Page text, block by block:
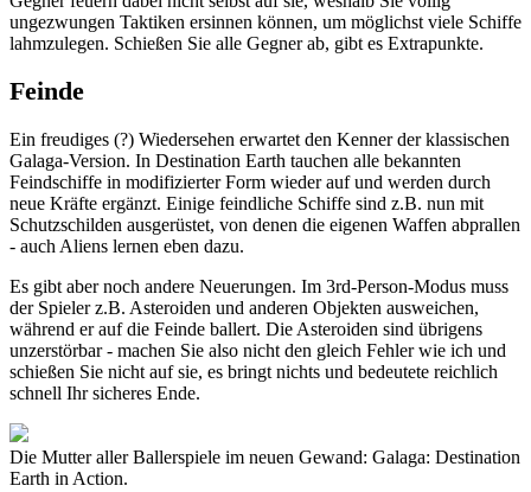
ungezwungen Taktiken ersinnen können, um möglichst viele Schiffe
lahmzulegen. Schießen Sie alle Gegner ab, gibt es Extrapunkte.
Feinde
Ein freudiges (?) Wiedersehen erwartet den Kenner der klassischen
Galaga-Version. In Destination Earth tauchen alle bekannten
Feindschiffe in modifizierter Form wieder auf und werden durch
neue Kräfte ergänzt. Einige feindliche Schiffe sind z.B. nun mit
Schutzschilden ausgerüstet, von denen die eigenen Waffen abprallen
- auch Aliens lernen eben dazu.
Es gibt aber noch andere Neuerungen. Im 3rd-Person-Modus muss
der Spieler z.B. Asteroiden und anderen Objekten ausweichen,
während er auf die Feinde ballert. Die Asteroiden sind übrigens
unzerstörbar - machen Sie also nicht den gleich Fehler wie ich und
schießen Sie nicht auf sie, es bringt nichts und bedeutete reichlich
schnell Ihr sicheres Ende.
Die Mutter aller Ballerspiele im neuen Gewand: Galaga: Destination
Earth in Action.